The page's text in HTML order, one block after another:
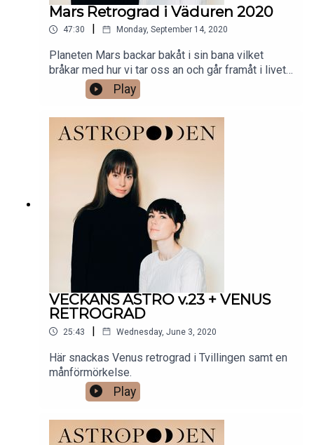
Mars Retrograd i Väduren 2020
47:30 Monday, September 14, 2020
Planeten Mars backar bakåt i sin bana vilket
bråkar med hur vi tar oss an och går framåt i livet.
tvivla på våra impulser Frustration och irritation
kan loopa runt inom oss och vi kan börja. Hur kan
det här påverka dig och ditt stjärntecken? Lyssna
här.
Play
VECKANS ASTRO v.23 + VENUS
RETROGRAD
25:43 | Wednesday, June 3, 2020
Här snackas Venus retrograd i Tvillingen samt en
månförmörkelse.
Play